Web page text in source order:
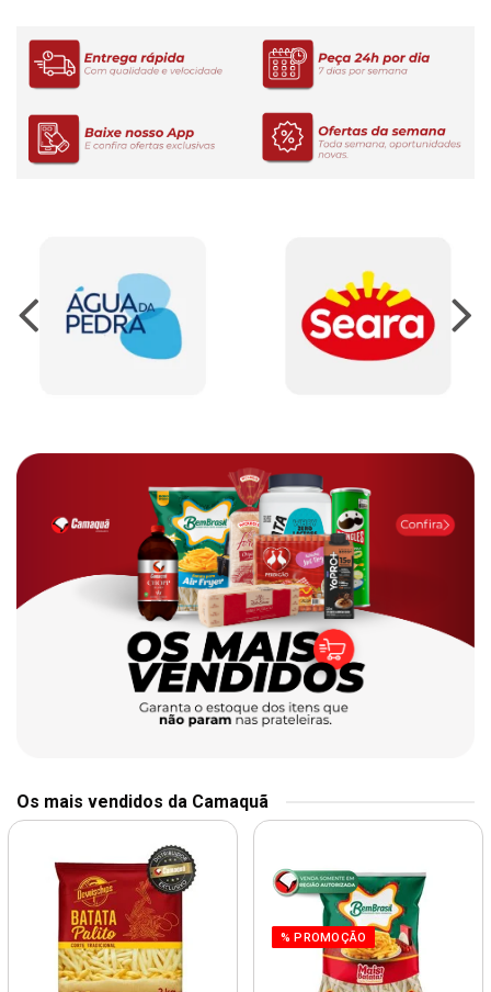
Os mais vendidos da Camaquã
% PROMOÇÃO